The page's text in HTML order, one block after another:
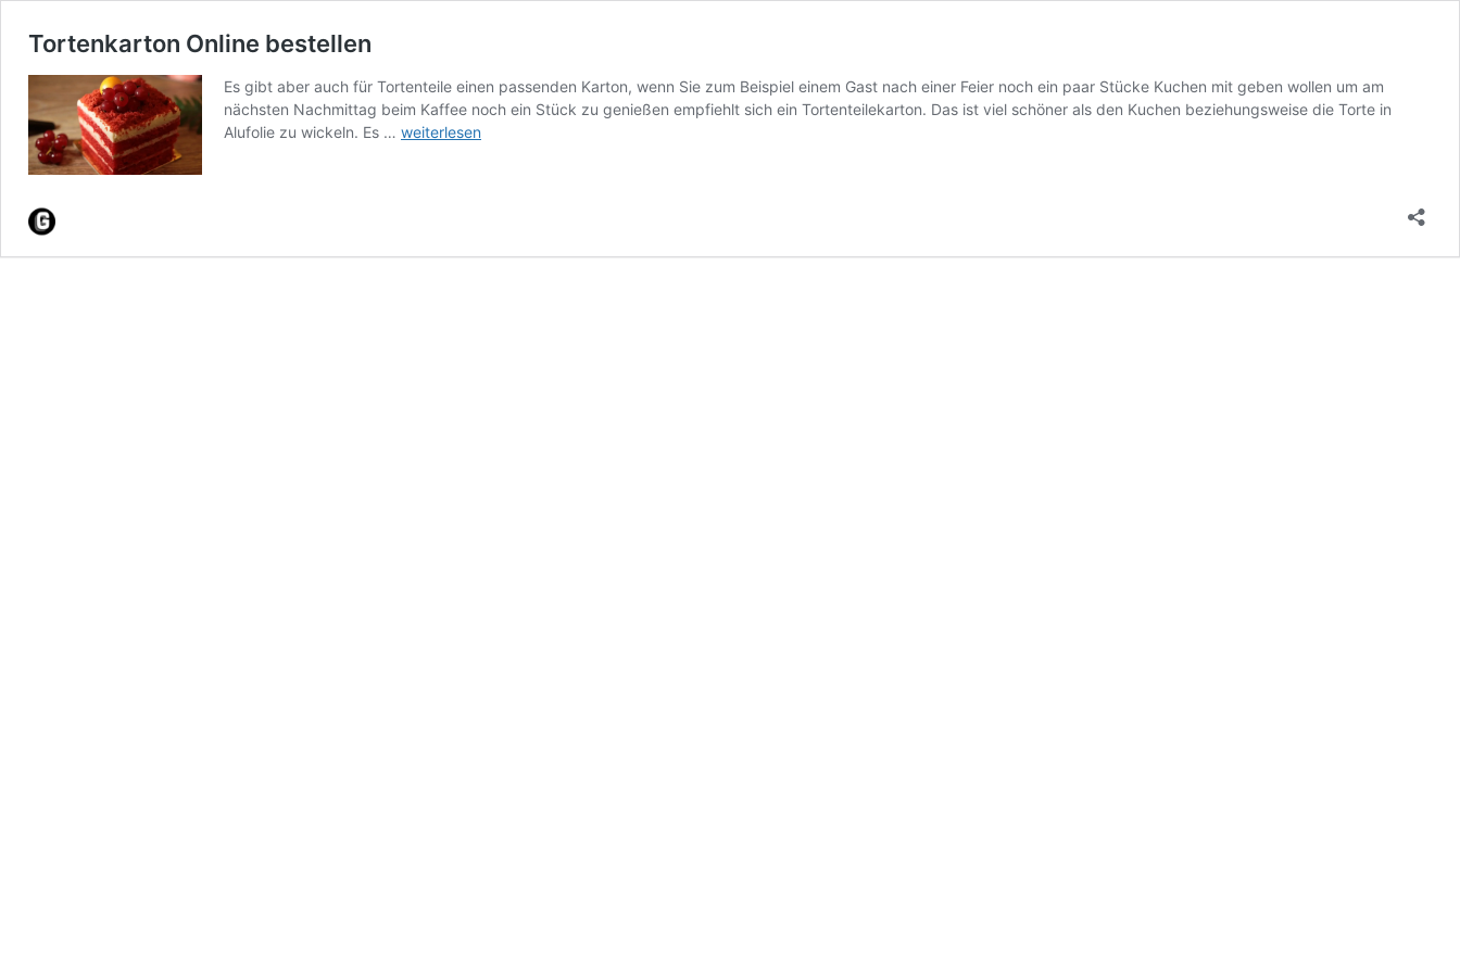
Tortenkarton Online bestellen
Es gibt aber auch für Tortenteile einen passenden Karton, wenn Sie zum Beispiel einem Gast nach einer Feier noch ein paar Stücke Kuchen mit geben wollen um am
nächsten Nachmittag beim Kaffee noch ein Stück zu genießen empfiehlt sich ein Tortenteilekarton. Das ist viel schöner als den Kuchen beziehungsweise die Torte in
Alufolie zu wickeln. Es … Tortenkarton
weiterlesen